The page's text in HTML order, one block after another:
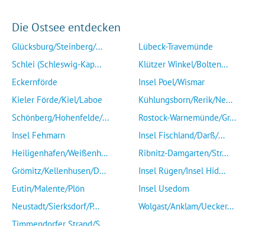
Die Ostsee entdecken
Glücksburg/Steinberg/...
Schlei (Schleswig-Kap...
Eckernförde
Kieler Förde/Kiel/Laboe
Schönberg/Hohenfelde/...
Insel Fehmarn
Heiligenhafen/Weißenh...
Grömitz/Kellenhusen/D...
Eutin/Malente/Plön
Neustadt/Sierksdorf/P...
Lübeck-Travemünde
Klützer Winkel/Bolten...
Insel Poel/Wismar
Kühlungsborn/Rerik/Ne...
Rostock-Warnemünde/Gr...
Insel Fischland/Darß/...
Ribnitz-Damgarten/Str...
Insel Rügen/Insel Hid...
Insel Usedom
Wolgast/Anklam/Uecker...